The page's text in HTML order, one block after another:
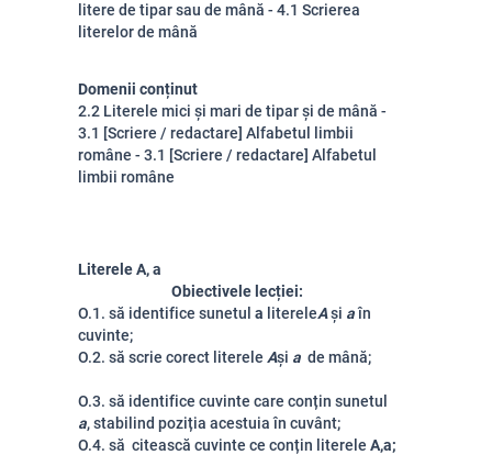
litere de tipar sau de mână - 4.1 Scrierea
literelor de mână
Domenii conținut
2.2 Literele mici și mari de tipar și de mână -
3.1 [Scriere / redactare] Alfabetul limbii
române - 3.1 [Scriere / redactare] Alfabetul
limbii române
Literele A, a
Obiectivele lecției:
O.1. să identifice sunetul a litereleAși aîn
cuvinte;
O.2. să scrie corect literele Ași a de mână;
O.3. să identifice cuvinte care conțin sunetul
a, stabilind poziția acestuia în cuvânt;
O.4. să citească cuvinte ce conțin literele A,a;